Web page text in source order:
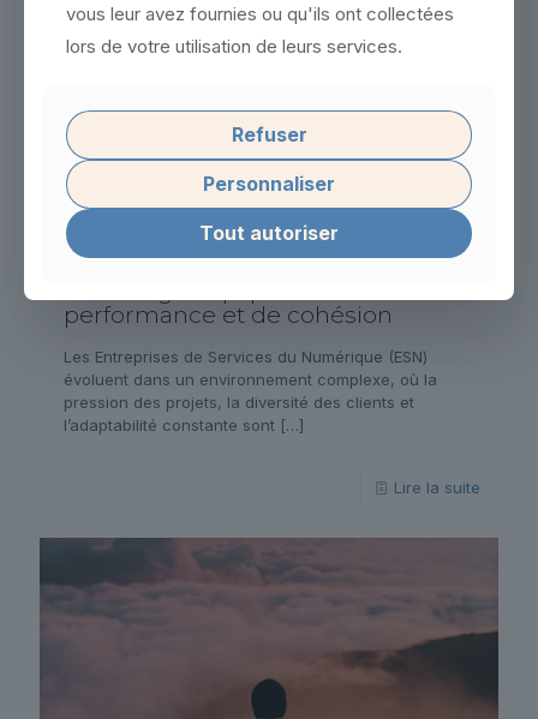
performance et de cohésion
Les Entreprises de Services du Numérique (ESN)
évoluent dans un environnement complexe, où la
pression des projets, la diversité des clients et
l’adaptabilité constante sont […]
Lire la suite
vous leur avez fournies ou qu'ils ont collectées
lors de votre utilisation de leurs services.
Refuser
Personnaliser
Tout autoriser